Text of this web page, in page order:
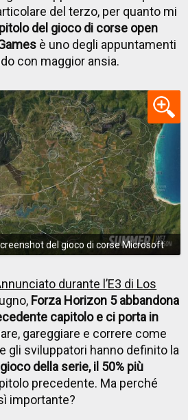
del terzo, per quanto mi
del gioco di corse open
è uno degli appuntamenti
con maggior ansia.
del gioco di corse Microsoft
durante l’E3 di Los
Forza Horizon 5 abbandona
capitolo e ci porta in
gareggiare e correre come
gli sviluppatori hanno definito la
della serie, il 50% più
precedente. Ma perché
importante?